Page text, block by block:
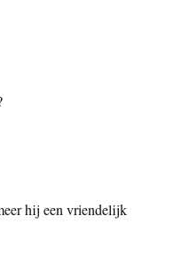
hij een vriendelijk